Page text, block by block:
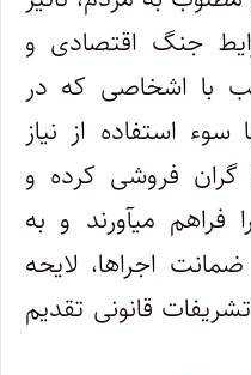
جنگ اقتصادی و
با اشخاصی که در
استفاده از نیاز
گران فروشی کرده و
فراهم میآورند و به
اجراها، لایحه
قانونی تقدیم